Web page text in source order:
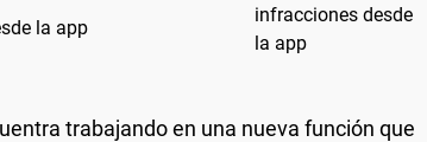
la app
trabajando en una nueva función que